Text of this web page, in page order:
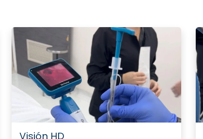
Visión HD